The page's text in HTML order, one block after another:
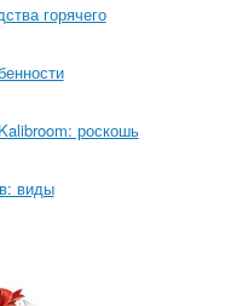
горячего
роскошь
виды